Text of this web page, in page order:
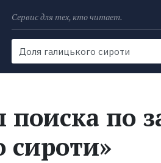
Сервис для тех, кто читает.
Поиск
Новости Рейтинги
поиска по
сироти»